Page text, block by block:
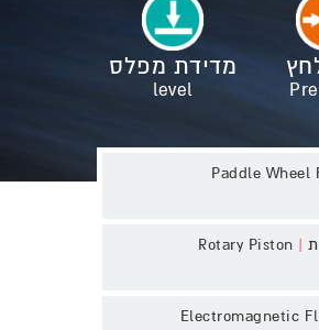
מדידת מפלס
level
|
Rotary Piston
Electromagnetic